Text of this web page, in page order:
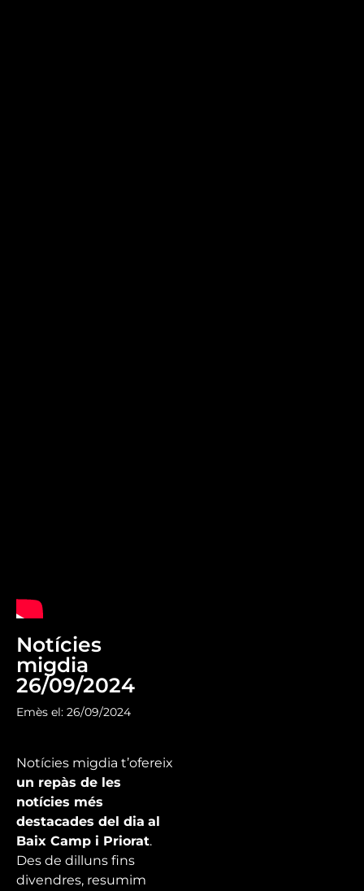
Notícies
migdia
26/09/2024
Emès el: 26/09/2024
Notícies migdia t’ofereix
un repàs de les
notícies més
destacades del dia al
Baix Camp i Priorat.
Des de dilluns fins
divendres, resumim